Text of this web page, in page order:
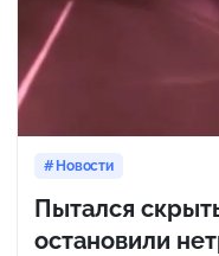
Новости
Пытался
остановили